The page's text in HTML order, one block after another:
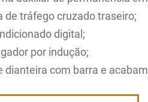
de tráfego cruzado traseiro;
digital​;
por indução;
dianteira com barra e